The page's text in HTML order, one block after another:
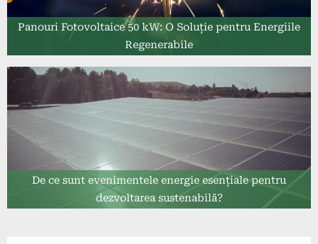
Panouri Fotovoltaice 50 kW: O Soluție pentru Energiile
Regenerabile
De ce sunt evenimentele energie esențiale pentru
dezvoltarea sustenabilă?